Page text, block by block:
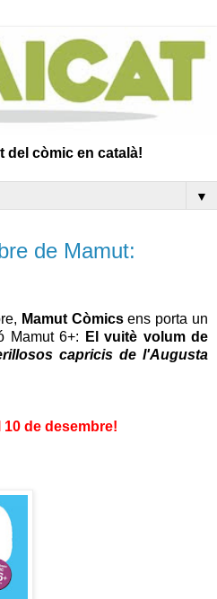
del còmic en català!
▼
de Mamut:
Mamut Còmicsens porta un
Mamut 6+:
El vuitè volum de
capricis de l'Augusta
10 de desembre!